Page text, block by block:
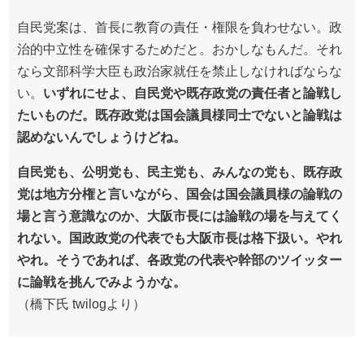
自民党案は、首長に教育の責任・権限を負わせない。政
治的中立性を確保するためだと。おかしなもんだ。それ
なら文部科学大臣も政治家就任を禁止しなければならな
い。 いずれにせよ、自民党や既存政党の責任者と論戦し
たいものだ。既存政党は国会議員様同士でないと論戦は
認めないんでしょうけどね。
自民党も、公明党も、民主党も、みんなの党も、既存政
党は地方分権と言いながら、国会は国会議員様の論戦の
場と言う意識なのか、大阪市長には論戦の場を与えてく
れない。国政政党の代表でも大阪市長は格下扱い。やれ
やれ。そうであれば、各政党の代表や幹部のツイッター
に論戦を挑んでみようかな。
（橋下氏 twilogより）